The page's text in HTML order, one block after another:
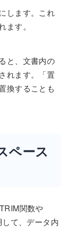
します。これ
す。
と、文書内の
れます。「置
換することも
ペース
関数や
て、データ内